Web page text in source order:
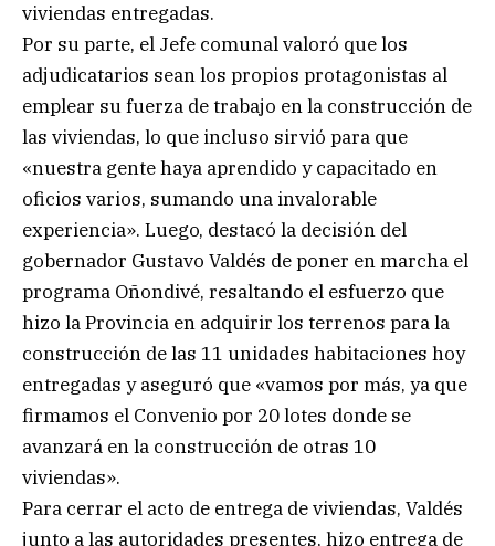
viviendas entregadas.
Por su parte, el Jefe comunal valoró que los
adjudicatarios sean los propios protagonistas al
emplear su fuerza de trabajo en la construcción de
las viviendas, lo que incluso sirvió para que
«nuestra gente haya aprendido y capacitado en
oficios varios, sumando una invalorable
experiencia». Luego, destacó la decisión del
gobernador Gustavo Valdés de poner en marcha el
programa Oñondivé, resaltando el esfuerzo que
hizo la Provincia en adquirir los terrenos para la
construcción de las 11 unidades habitaciones hoy
entregadas y aseguró que «vamos por más, ya que
firmamos el Convenio por 20 lotes donde se
avanzará en la construcción de otras 10
viviendas».
Para cerrar el acto de entrega de viviendas, Valdés
junto a las autoridades presentes, hizo entrega de